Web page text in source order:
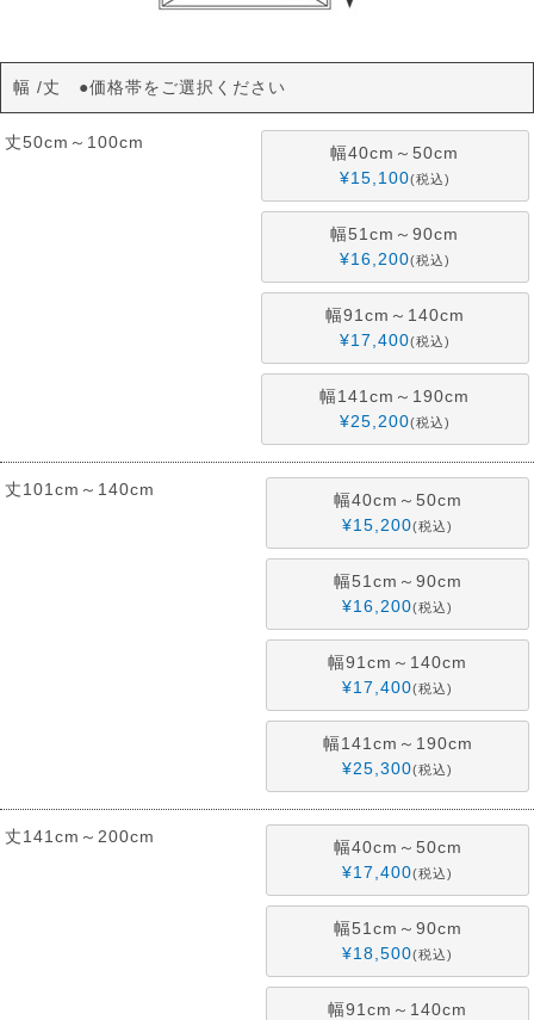
幅 丈 ●価格帯をご選択ください
丈50cm～100cm
幅40cm～50cm
¥15,100 税込
幅51cm～90cm
¥16,200 税込
幅91cm～140cm
¥17,400 税込
幅141cm～190cm
¥25,200 税込
丈101cm～140cm
幅40cm～50cm
¥15,200 税込
幅51cm～90cm
¥16,200 税込
幅91cm～140cm
¥17,400 税込
幅141cm～190cm
¥25,300 税込
丈141cm～200cm
幅40cm～50cm
¥17,400 税込
幅51cm～90cm
¥18,500 税込
幅91cm～140cm